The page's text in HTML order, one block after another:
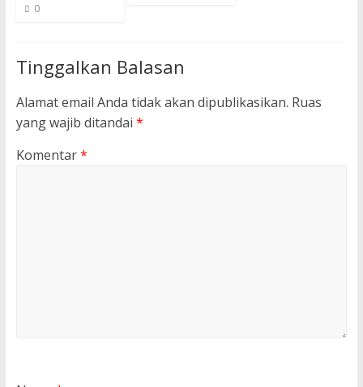
0
Tinggalkan Balasan
Alamat email Anda tidak akan dipublikasikan. Ruas
yang wajib ditandai *
Komentar*